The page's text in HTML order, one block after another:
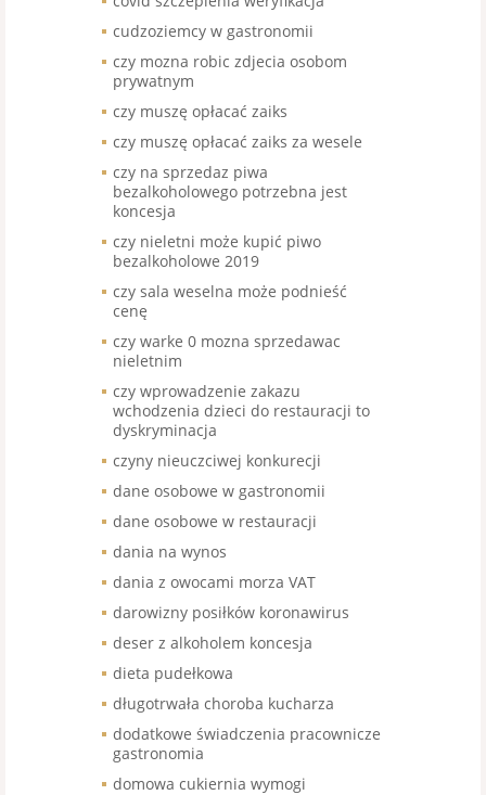
cudzoziemcy w gastronomii
czy mozna robic zdjecia osobom
prywatnym
czy muszę opłacać zaiks
czy muszę opłacać zaiks za wesele
czy na sprzedaz piwa
bezalkoholowego potrzebna jest
koncesja
czy nieletni może kupić piwo
bezalkoholowe 2019
czy sala weselna może podnieść
cenę
czy warke 0 mozna sprzedawac
nieletnim
czy wprowadzenie zakazu
wchodzenia dzieci do restauracji to
dyskryminacja
czyny nieuczciwej konkurecji
dane osobowe w gastronomii
dane osobowe w restauracji
dania na wynos
dania z owocami morza VAT
darowizny posiłków koronawirus
deser z alkoholem koncesja
dieta pudełkowa
długotrwała choroba kucharza
dodatkowe świadczenia pracownicze
gastronomia
domowa cukiernia wymogi